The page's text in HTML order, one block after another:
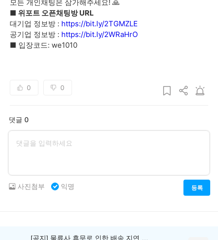
모든 개인채팅은 삼가해주세요! 🙏
■ 위포트 오픈채팅방 URL
대기업 정보방 : https://bit.ly/2TGMZLE
공기업 정보방 : https://bit.ly/2WRaHrO
■ 입장코드: we1010
0 0
댓글 0
등록
사진첨부 익명